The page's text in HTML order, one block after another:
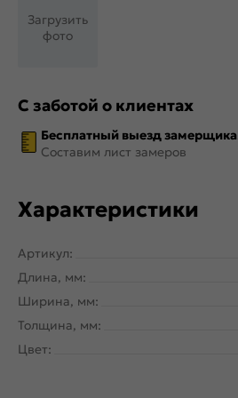
Загрузить
фото
С заботой о клиентах
Бесплатный выезд замерщика
Составим лист замеров
Характеристики
Артикул:
Длина, мм:
Ширина, мм:
Толщина, мм:
Цвет: